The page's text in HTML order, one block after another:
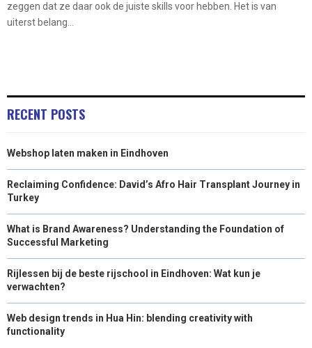
zeggen dat ze daar ook de juiste skills voor hebben. Het is van
uiterst belang...
RECENT POSTS
Webshop laten maken in Eindhoven
Reclaiming Confidence: David’s Afro Hair Transplant Journey in
Turkey
What is Brand Awareness? Understanding the Foundation of
Successful Marketing
Rijlessen bij de beste rijschool in Eindhoven: Wat kun je
verwachten?
Web design trends in Hua Hin: blending creativity with
functionality